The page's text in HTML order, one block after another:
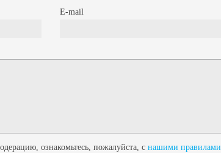
E-mail
ознакомьтесь, пожалуйста, с нашими правилами